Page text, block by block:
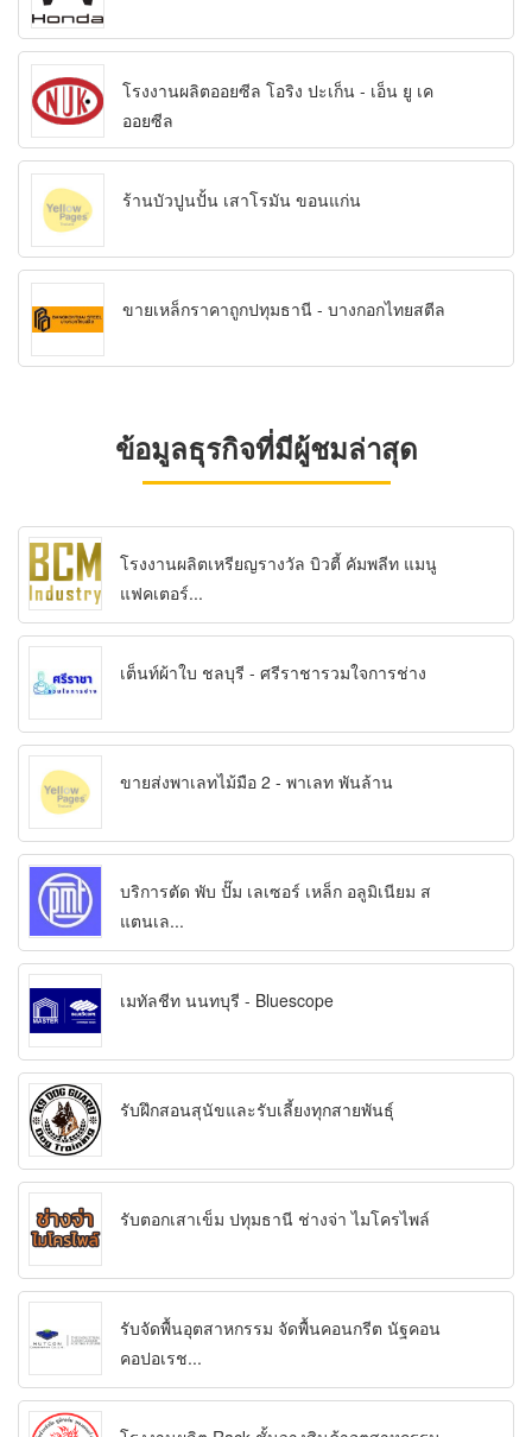
โรงงานผลิตออยซีล โอริง ปะเก็น - เอ็น ยู เค
ออยซีล
ร้านบัวปูนปั้น เสาโรมัน ขอนแก่น
ขายเหล็กราคาถูกปทุมธานี - บางกอกไทยสตีล
ข้อมูลธุรกิจที่มีผู้ชมล่าสุด
โรงงานผลิตเหรียญรางวัล บิวตี้ คัมพลีท แมนู
แฟคเตอร์...
เต็นท์ผ้าใบ ชลบุรี - ศรีราชารวมใจการช่าง
ขายส่งพาเลทไม้มือ 2 - พาเลท พันล้าน
บริการตัด พับ ปั๊ม เลเซอร์ เหล็ก อลูมิเนียม ส
แตนเล...
เมทัลชีท นนทบุรี - Bluescope
รับฝึกสอนสุนัขและรับเลี้ยงทุกสายพันธุ์
รับตอกเสาเข็ม ปทุมธานี ช่างจ่า ไมโครไพล์
รับจัดพื้นอุตสาหกรรม จัดพื้นคอนกรีต นัฐคอน
คอปอเรช...